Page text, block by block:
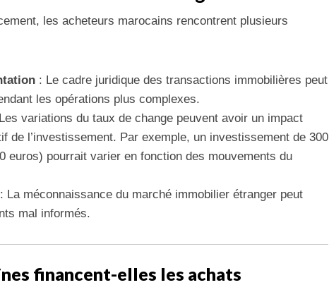
les acheteurs marocains rencontrent plusieurs
: Le cadre juridique des transactions immobilières peut
les opérations plus complexes.
variations du taux de change peuvent avoir un impact
de l’investissement. Par exemple, un investissement de 300
euros) pourrait varier en fonction des mouvements du
: La méconnaissance du marché immobilier étranger peut
mal informés.
financent-elles les achats